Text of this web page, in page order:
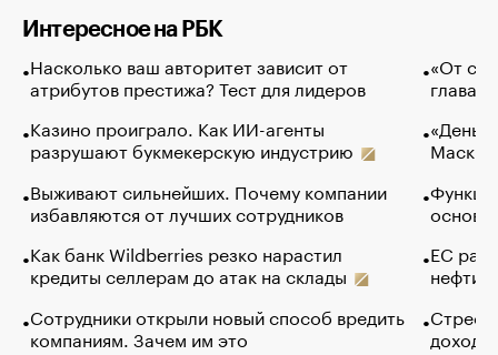
Интересное на РБК
Насколько ваш авторитет зависит от
атрибутов престижа? Тест для лидеров
Казино проиграло. Как ИИ-агенты
разрушают букмекерскую индустрию
Выживают сильнейших. Почему компании
избавляются от лучших сотрудников
Как банк Wildberries резко нарастил
кредиты селлерам до атак на склады
Сотрудники открыли новый способ вредить
компаниям. Зачем им это
«От
глава
Маск в
основ
ЕС
нефти